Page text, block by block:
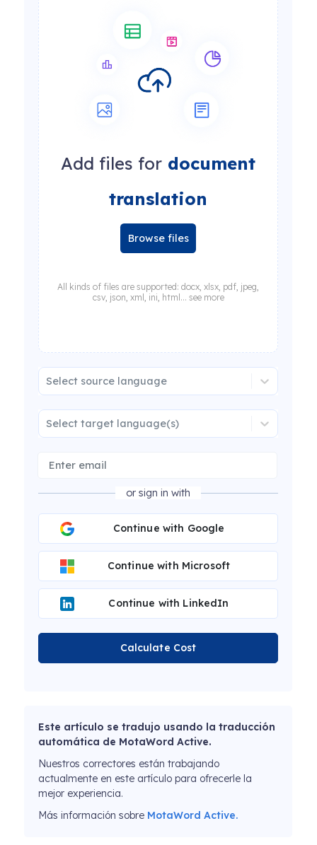
Add files for document
translation
Browse files
All kinds of files are supported: docx, xlsx, pdf, jpeg,
csv, json, xml, ini, html... see more
Select source language
Select target language(s)
or sign in with
Continue with Google
Continue with Microsoft
Continue with LinkedIn
Calculate Cost
Este artículo se tradujo usando la traducción
automática de MotaWord Active.
Nuestros correctores están trabajando
actualmente en este artículo para ofrecerle la
mejor experiencia.
Más información sobre MotaWord Active.